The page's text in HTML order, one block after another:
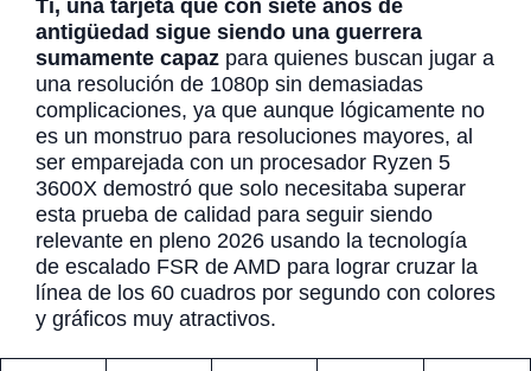
Ti, una tarjeta que con siete años de
antigüedad sigue siendo una guerrera
sumamente capaz para quienes buscan jugar a
una resolución de 1080p sin demasiadas
complicaciones, ya que aunque lógicamente no
es un monstruo para resoluciones mayores, al
ser emparejada con un procesador Ryzen 5
3600X demostró que solo necesitaba superar
esta prueba de calidad para seguir siendo
relevante en pleno 2026 usando la tecnología
de escalado FSR de AMD para lograr cruzar la
línea de los 60 cuadros por segundo con colores
y gráficos muy atractivos.